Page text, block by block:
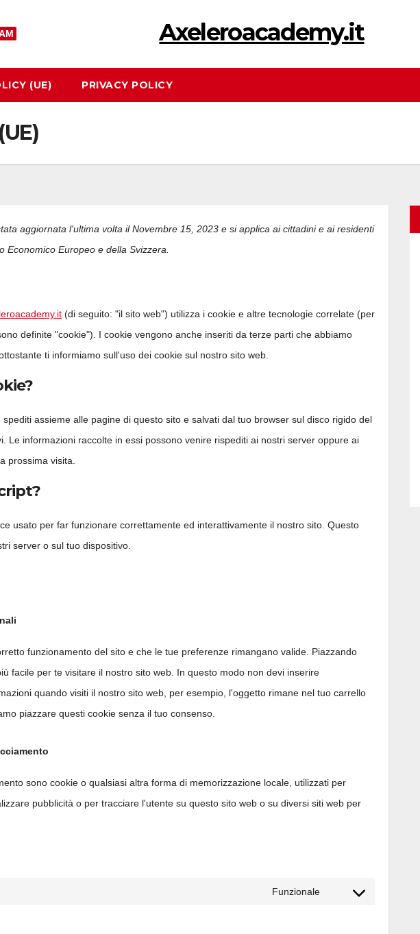
Axeleroacademy.it
(UE) PRIVACY POLICY
aggiornata l'ultima volta il Novembre 15, 2023 e si applica ai cittadini e ai residenti
Economico Europeo e della Svizzera.
(di seguito: "il sito web") utilizza i cookie e altre tecnologie correlate (per
definite "cookie"). I cookie vengono anche inseriti da terze parti che abbiamo
ti informiamo sull'uso dei cookie sul nostro sito web.
assieme alle pagine di questo sito e salvati dal tuo browser sul disco rigido del
Le informazioni raccolte in essi possono venire rispediti ai nostri server oppure ai
prossima visita.
usato per far funzionare correttamente ed interattivamente il nostro sito. Questo
server o sul tuo dispositivo.
funzionamento del sito e che le tue preferenze rimangano valide. Piazzando
facile per te visitare il nostro sito web. In questo modo non devi inserire
quando visiti il nostro sito web, per esempio, l'oggetto rimane nel tuo carrello
piazzare questi cookie senza il tuo consenso.
sono cookie o qualsiasi altra forma di memorizzazione locale, utilizzati per
pubblicità o per tracciare l'utente su questo sito web o su diversi siti web per
Funzionale
Consent